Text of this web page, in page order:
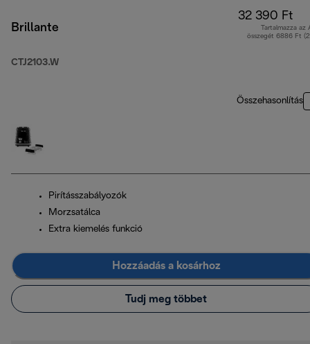
Brillante
CTJ2103.W
32 390 Ft
Tartalmazza az
összegét 6886 Ft
Összehasonlítás
Pirításszabályozók
Morzsatálca
Extra kiemelés funkció
Hozzáadás a kosárhoz
Tudj meg többet